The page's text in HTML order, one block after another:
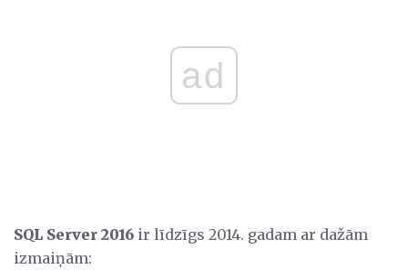
ad
SQL Server 2016 ir līdzīgs 2014. gadam ar dažām
izmaiņām: